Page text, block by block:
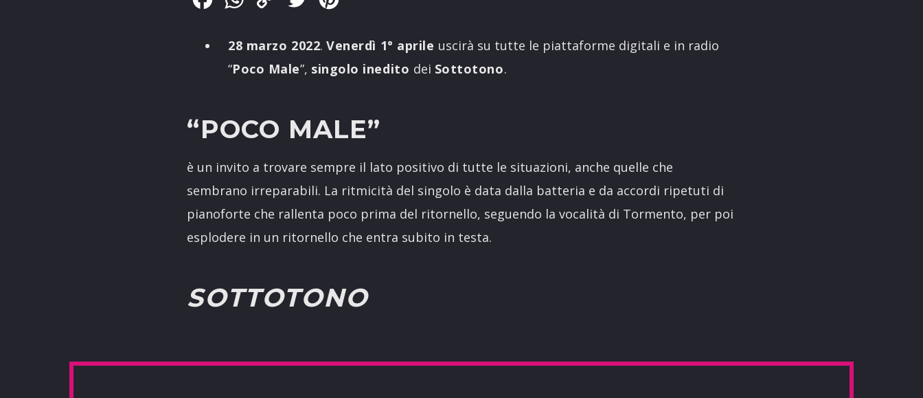
28 marzo 2022.Venerdì 1° aprile uscirà su tutte le piattaforme digitali e in radio
“Poco Male”, singolo inedito dei Sottotono.
“POCO MALE”
è un invito a trovare sempre il lato positivo di tutte le situazioni, anche quelle che
sembrano irreparabili. La ritmicità del singolo è data dalla batteria e da accordi ripetuti di
pianoforte che rallenta poco prima del ritornello, seguendo la vocalità di Tormento, per poi
esplodere in un ritornello che entra subito in testa.
SOTTOTONO